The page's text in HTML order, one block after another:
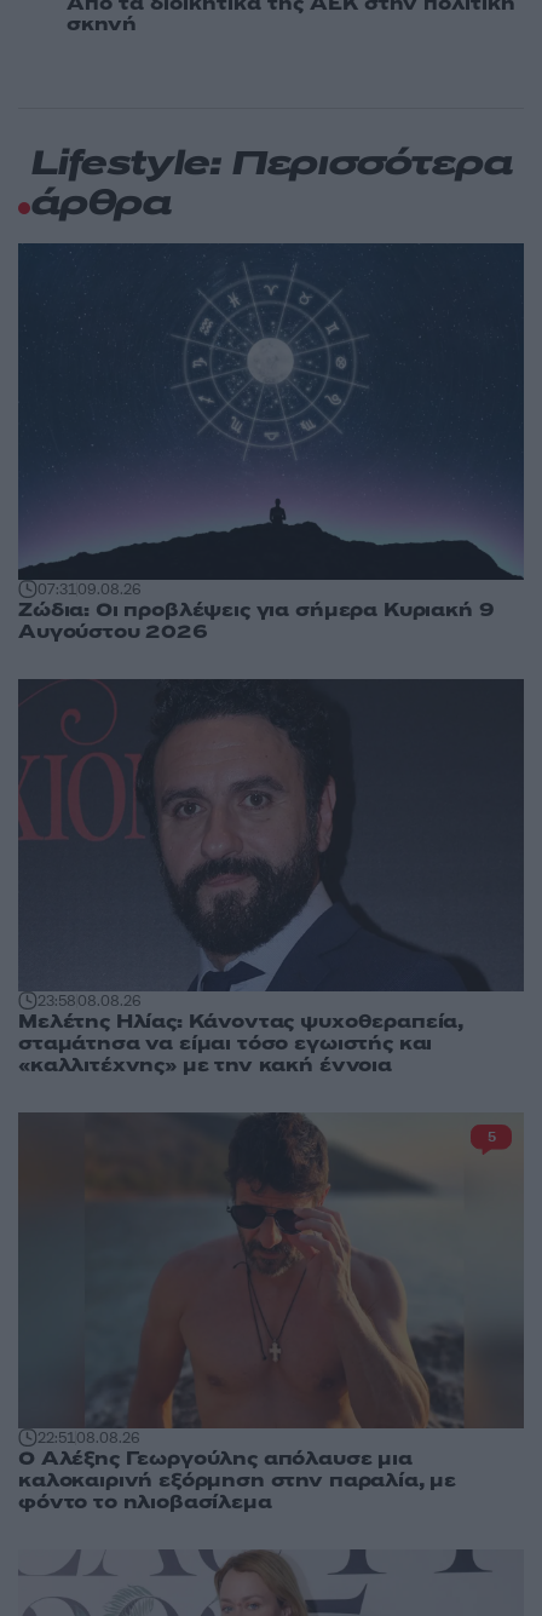
σκηνή
Lifestyle: Περισσότερα
άρθρα
07:3109.08.26
Ζώδια: Οι προβλέψεις για σήμερα Κυριακή 9
Αυγούστου 2026
23:5808.08.26
Μελέτης Ηλίας: Κάνοντας ψυχοθεραπεία,
σταμάτησα να είμαι τόσο εγωιστής και
«καλλιτέχνης» με την κακή έννοια
22:5108.08.26
Ο Αλέξης Γεωργούλης απόλαυσε μια
καλοκαιρινή εξόρμηση στην παραλία, με
φόντο το ηλιοβασίλεμα
5